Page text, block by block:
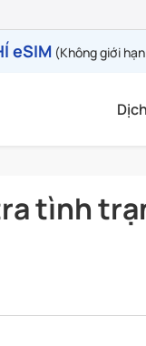
eSIM (Không giới
tình